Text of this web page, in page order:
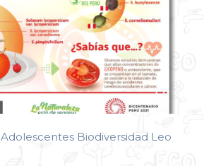
Adolescentes Biodiversidad Leo